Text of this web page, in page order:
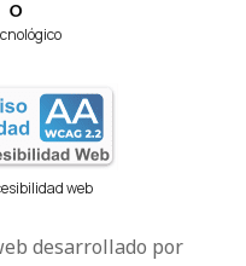
web
desarrollado por